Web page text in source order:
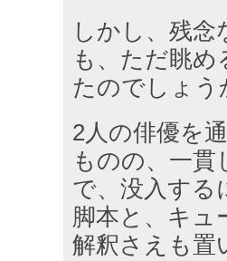
しかし、残
も、ただ眺
たのでしょう
2人の俳優を
ものの、一
で、没入する
脚本と、キュ
解釈さえも置